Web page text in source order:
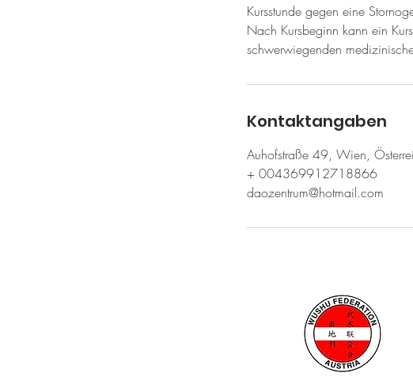
Kursstunde gegen eine
Nach Kursbeginn kann ein
schwerwiegenden
Kontaktangaben
Auhofstraße 49, Wien,
+ 004369912718866
daozentrum@hotmail.com